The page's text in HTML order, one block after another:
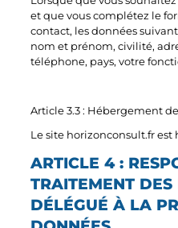
et que vous complétez le
contact, les données
nom et prénom, civilité,
téléphone, pays, votre
Article 3.3 : Hébergement
Le site horizonconsult.fr est
ARTICLE 4 :
TRAITEMENT
DÉLÉGUÉ À LA